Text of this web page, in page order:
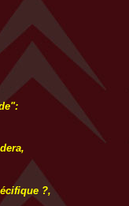
?,